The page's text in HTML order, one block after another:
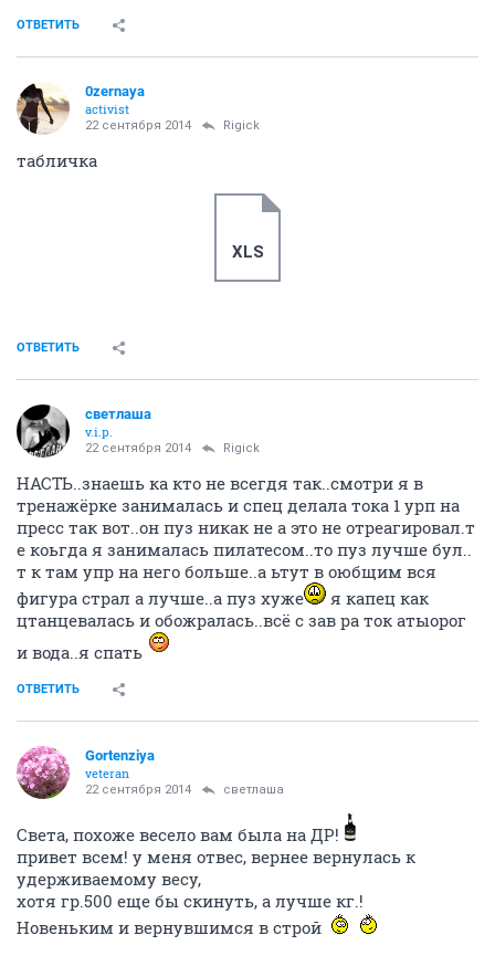
ОТВЕТИТЬ
0zernaya
activist
22 сентября 2014 Rigick
табличка
XLS
ОТВЕТИТЬ
светлаша
v.i.p.
22 сентября 2014 Rigick
НАСТЬ..знаешь ка кто не всегдя так..смотри я в
тренажёрке занималась и спец делала тока 1 урп на
пресс так вот..он пуз никак не а это не отреагировал.т
е коьгда я занималась пилатесом..то пуз лучше бул..
т к там упр на него больше..а ьтут в оюбщим вся
фигура страл а лучше..а пуз хуже
я капец как
цтанцевалась и обожралась..всё с зав ра ток атыорог
и вода..я спать
ОТВЕТИТЬ
Gortenziya
veteran
22 сентября 2014 светлаша
Света, похоже весело вам была на ДР!
привет всем! у меня отвес, вернее вернулась к
удерживаемому весу,
хотя гр.500 еще бы скинуть, а лучше кг.!
Новеньким и вернувшимся в строй